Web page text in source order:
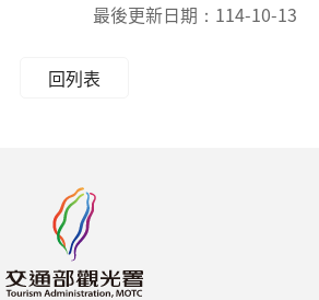
最後更新日期： 114-10-13
回列表